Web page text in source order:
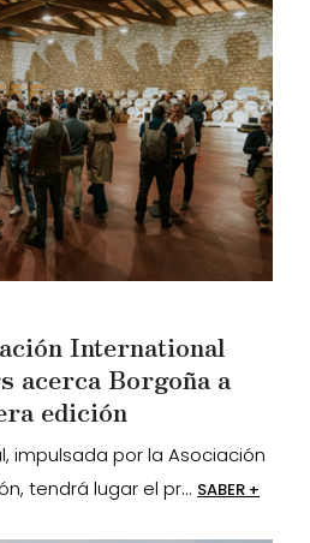
International
acerca Borgoña a
edición
impulsada por la Asociación
tendrá lugar el pr... SABER +